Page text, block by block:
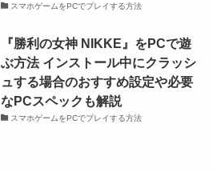
スマホゲームをPCでプレイする方法
『勝利の女神 NIKKE』をPCで遊
ぶ方法 インストール中にクラッシ
ュする場合のおすすめ設定や必要
なPCスペックも解説
スマホゲームをPCでプレイする方法